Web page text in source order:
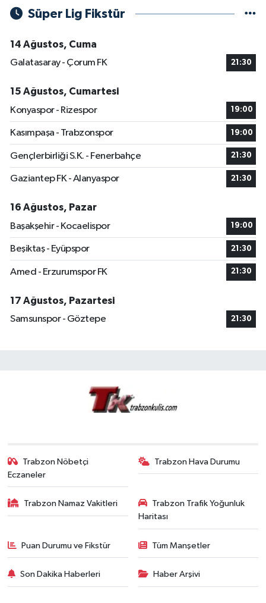
Süper Lig Fikstür
14 Ağustos, Cuma
Galatasaray - Çorum FK
21:30
15 Ağustos, Cumartesi
Konyaspor - Rizespor
19:00
Kasımpaşa - Trabzonspor 19:00
Gençlerbirliği S.K. - Fenerbahçe 21:30
Gaziantep FK - Alanyaspor 21:30
16 Ağustos, Pazar
Başakşehir - Kocaelispor
19:00
Beşiktaş - Eyüpspor 21:30
Amed - Erzurumspor FK 21:30
17 Ağustos, Pazartesi
Samsunspor - Göztepe
21:30
Trabzon Nöbetçi
Eczaneler
Trabzon Hava Durumu
Trabzon Namaz Vakitleri
Trabzon Trafik Yoğunluk
Haritası
Puan Durumu ve Fikstür Tüm Manşetler
Son Dakika Haberleri Haber Arşivi